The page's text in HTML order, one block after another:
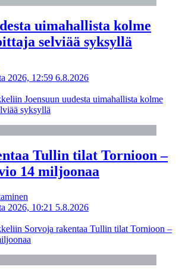
uimahallista kolme
selviää syksyllä
2026, 12:59 6.8.2026
Joensuun uudesta uimahallista kolme
syksyllä
Tullin tilat Tornioon –
14 miljoonaa
2026, 10:21 5.8.2026
Sorvoja rakentaa Tullin tilat Tornioon –